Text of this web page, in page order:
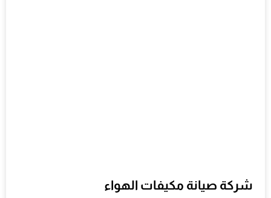
شركة صيانة مكيفات الهواء